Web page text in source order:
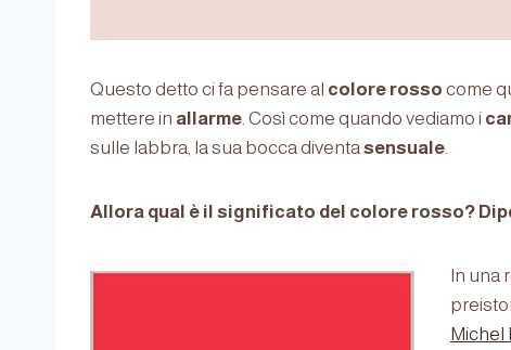
Questo detto ci fa pensare al colore rosso come
mettere in allarme. Così come quando vediamo i
sulle labbra, la sua bocca diventasensuale.
Allora qual è il significato del colore rosso?
In una
Michel